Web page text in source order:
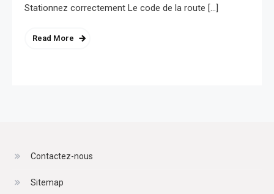
Stationnez correctement Le code de la route […]
Read More
Contactez-nous
Sitemap